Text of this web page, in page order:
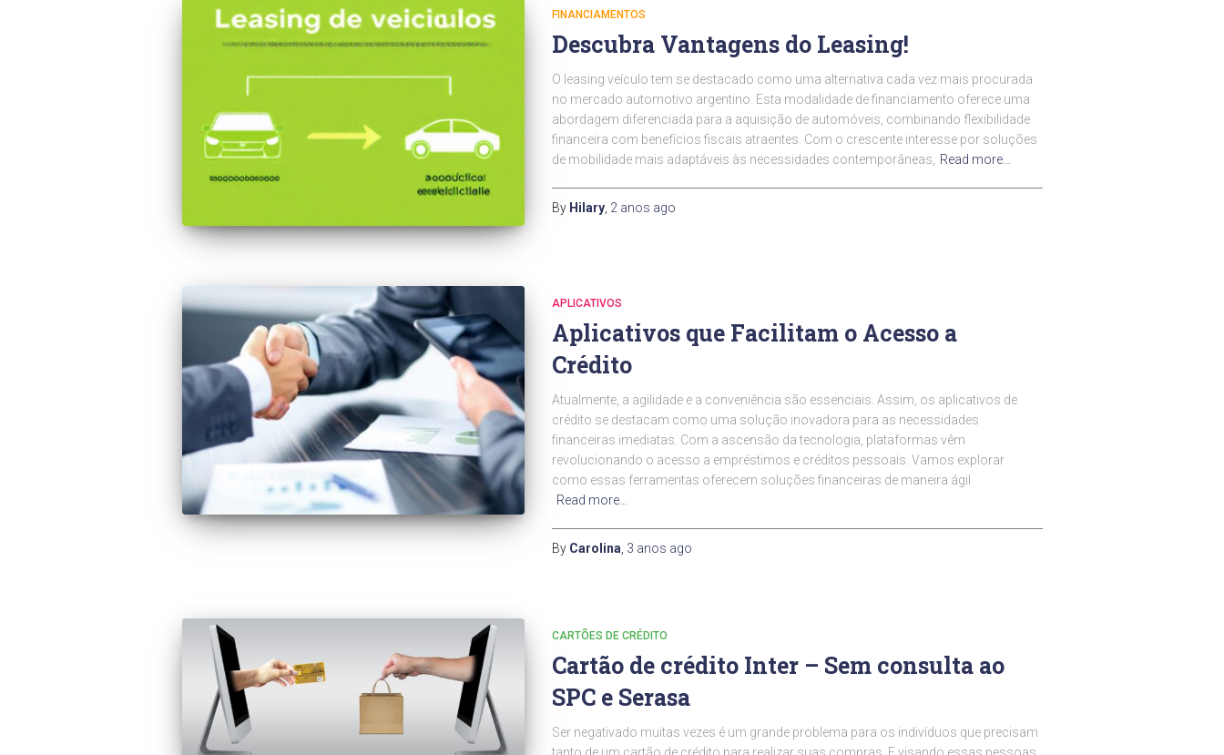
FINANCIAMENTOS
Descubra Vantagens do Leasing!
O leasing veículo tem se destacado como uma alternativa cada vez mais procurada
no mercado automotivo argentino. Esta modalidade de financiamento oferece uma
abordagem diferenciada para a aquisição de automóveis, combinando flexibilidade
financeira com benefícios fiscais atraentes. Com o crescente interesse por soluções
de mobilidade mais adaptáveis às necessidades contemporâneas,
Read more…
By Hilary, 2 anos ago
APLICATIVOS
Aplicativos que Facilitam o Acesso a
Crédito
Atualmente, a agilidade e a conveniência são essenciais. Assim, os aplicativos de
crédito se destacam como uma solução inovadora para as necessidades
financeiras imediatas. Com a ascensão da tecnologia, plataformas vêm
revolucionando o acesso a empréstimos e créditos pessoais. Vamos explorar
como essas ferramentas oferecem soluções financeiras de maneira ágil
Read more…
By Carolina 3 anos ago
CARTÕES DE CRÉDITO
Cartão de crédito Inter – Sem consulta ao
SPC e Serasa
Ser negativado muitas vezes é um grande problema para os indivíduos que precisam